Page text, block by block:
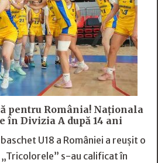
pentru România! Naționala
în Divizia A după 14 ani
U18 a României a reușit o
s-au calificat în